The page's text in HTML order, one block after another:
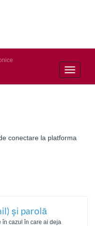
Toggle
conectare la platforma
și parolă
în cazul în care ai deja